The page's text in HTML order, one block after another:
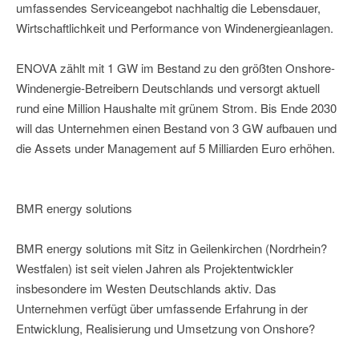
umfassendes Serviceangebot nachhaltig die Lebensdauer,
Wirtschaftlichkeit und Performance von Windenergieanlagen.
ENOVA zählt mit 1 GW im Bestand zu den größten Onshore-
Windenergie-Betreibern Deutschlands und versorgt aktuell
rund eine Million Haushalte mit grünem Strom. Bis Ende 2030
will das Unternehmen einen Bestand von 3 GW aufbauen und
die Assets under Management auf 5 Milliarden Euro erhöhen.
BMR energy solutions
BMR energy solutions mit Sitz in Geilenkirchen (Nordrhein?
Westfalen) ist seit vielen Jahren als Projektentwickler
insbesondere im Westen Deutschlands aktiv. Das
Unternehmen verfügt über umfassende Erfahrung in der
Entwicklung, Realisierung und Umsetzung von Onshore?